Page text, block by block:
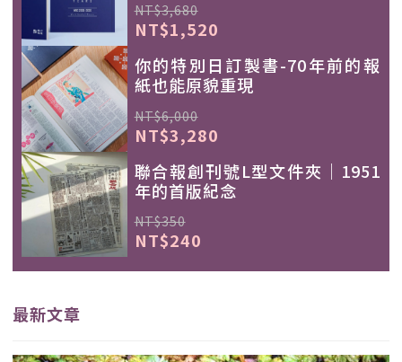
NT$3,680
NT$1,520
你的特別日訂製書-70年前的報
紙也能原貌重現
NT$6,000
NT$3,280
聯合報創刊號L型文件夾｜1951
年的首版紀念
NT$350
NT$240
最新文章